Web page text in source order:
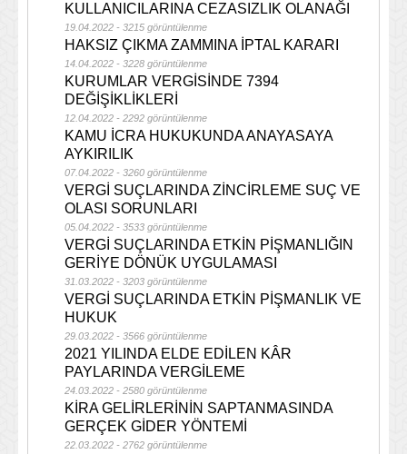
KULLANICILARINA CEZASIZLIK OLANAĞI
19.04.2022 - 3215 görüntülenme
HAKSIZ ÇIKMA ZAMMINA İPTAL KARARI
14.04.2022 - 3228 görüntülenme
KURUMLAR VERGİSİNDE 7394
DEĞİŞİKLİKLERİ
12.04.2022 - 2292 görüntülenme
KAMU İCRA HUKUKUNDA ANAYASAYA
AYKIRILIK
07.04.2022 - 3260 görüntülenme
VERGİ SUÇLARINDA ZİNCİRLEME SUÇ VE
OLASI SORUNLARI
05.04.2022 - 3533 görüntülenme
VERGİ SUÇLARINDA ETKİN PİŞMANLIĞIN
GERİYE DÖNÜK UYGULAMASI
31.03.2022 - 3203 görüntülenme
VERGİ SUÇLARINDA ETKİN PİŞMANLIK VE
HUKUK
29.03.2022 - 3566 görüntülenme
2021 YILINDA ELDE EDİLEN KÂR
PAYLARINDA VERGİLEME
24.03.2022 - 2580 görüntülenme
KİRA GELİRLERİNİN SAPTANMASINDA
GERÇEK GİDER YÖNTEMİ
22.03.2022 - 2762 görüntülenme